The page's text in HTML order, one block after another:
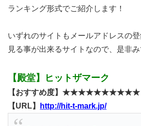
ランキング形式でご紹介します！
いずれのサイトもメールアドレスの
見る事が出来るサイトなので、是非み
【殿堂】ヒットザマーク
【おすすめ度】★★★★★★★★★★
【URL】
http://hit-t-mark.jp/